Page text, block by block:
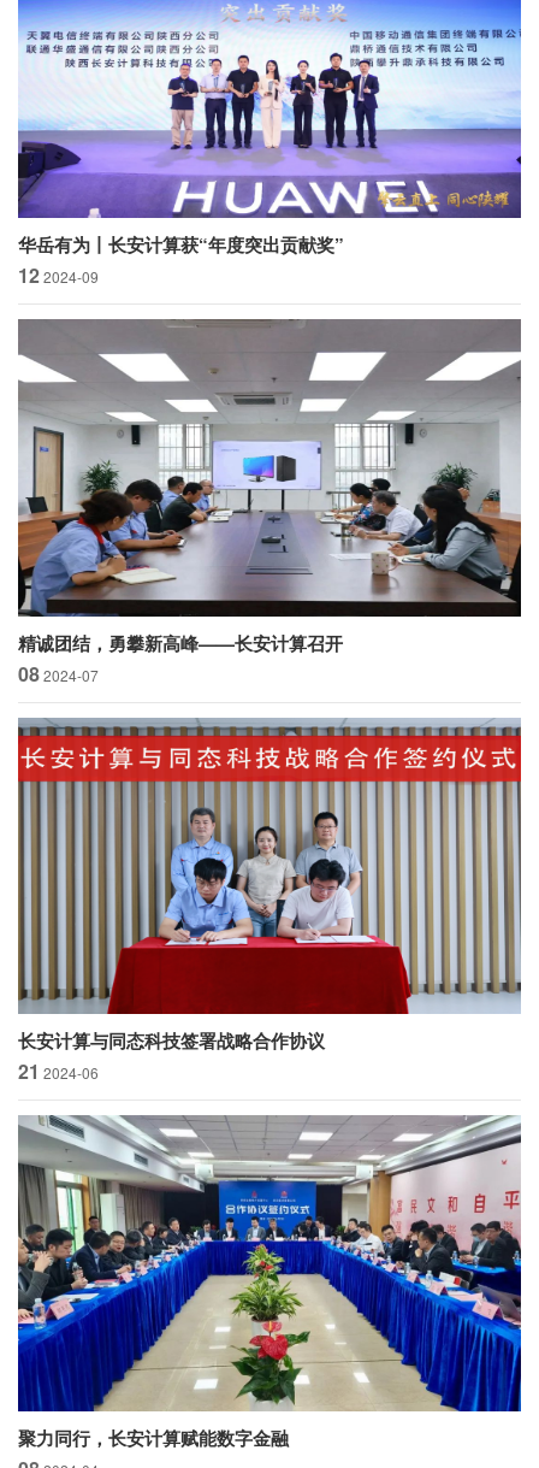
华岳有为丨长安计算获“年度突出贡献奖”
122024-09
精诚团结，勇攀新高峰——长安计算召开
2024年中述职工作会议
082024-07
长安计算与同态科技签署战略合作协议
21 2024-06
聚力同行，长安计算赋能数字金融